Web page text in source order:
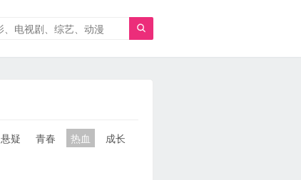

悬疑 青春 热血 成长